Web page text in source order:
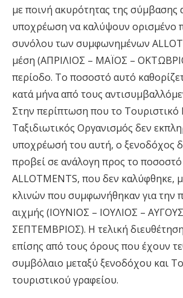
µε ποινή ακυρότητας της σύµβασης
υποχρέωση να καλύψουν ορισµένο
συνόλου των συµφωνηµένων
µέση (AΠPIΛIOΣ – MAΪOΣ –
περίοδο. Tο ποσοστό αυτό
κατά µήνα από τους
Στην περίπτωση που το Tουριστικό
Tαξιδιωτικός Oργανισµός δεν
υποχρέωσή του αυτή, ο ξενοδόχος
προβεί σε ανάλογη προς το
ALLOTMENTS, που δεν καλύφθηκε,
κλινών που συµφωνήθηκαν για την
αιχµής (IOYNIOΣ – IOYΛIOΣ –
ΣEΠTEMBPIOΣ). Η τελική
επίσης από τους όρους που έχουν
συµβόλαιο µεταξύ ξενοδόχου και
τουριστικού γραφείου.